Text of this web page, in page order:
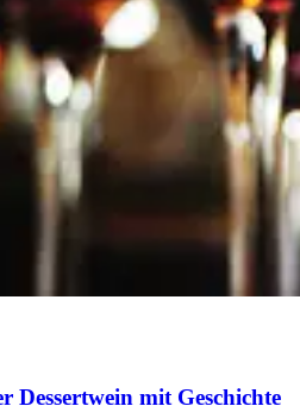
Dessertwein mit Geschichte